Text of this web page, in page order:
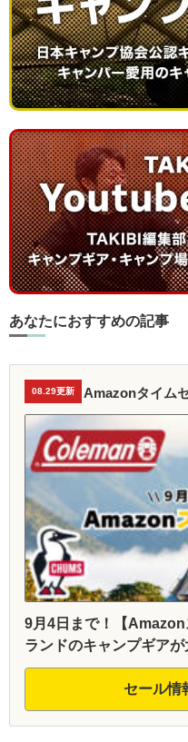
あなたにおすすめの記事
08.29更新 Amazonタイム
9月4日まで！【
ランドのキャンプギアが
セール情